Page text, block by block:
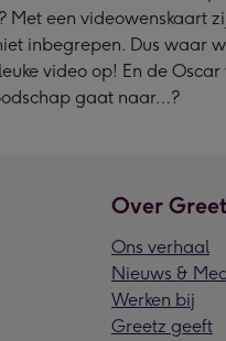
Met een videowenskaart
inbegrepen. Dus waar
video op! En de Oscar
gaat naar…?
Over
Ons verhaal
Nieuws &
Werken bij
Greetz geeft